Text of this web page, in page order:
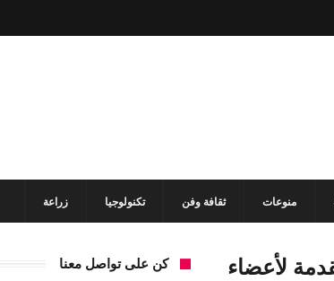
منوعات ثقافة وفن تكنولوجيا زراعة
لأعضاء
كن على تواصل معنا